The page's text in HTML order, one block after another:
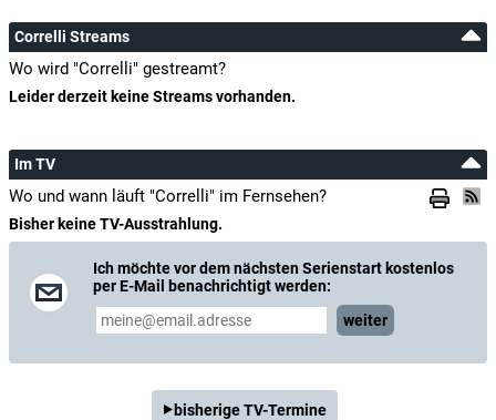
Correlli Streams
Wo wird "Correlli" gestreamt?
Leider derzeit keine Streams vorhanden.
Im TV
Wo und wann läuft "Correlli" im Fernsehen?
Bisher keine TV-Ausstrahlung.
Ich möchte vor dem nächsten Serienstart kostenlos
per E-Mail benachrichtigt werden:
weiter
bisherige TV-Termine